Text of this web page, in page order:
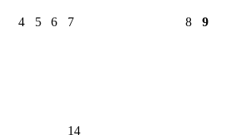
4 5 6 7 8 9
14